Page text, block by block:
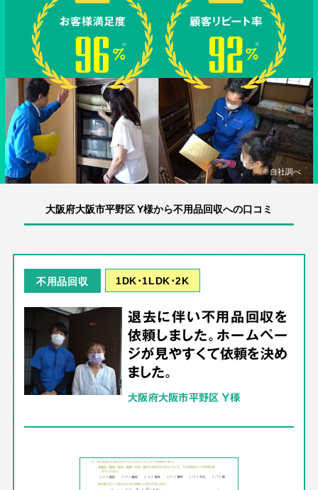
※自社調べ
大阪府大阪市平野区 Y様から不用品回収への口コミ
不用品回収 1DK･1LDK･2K
退去に伴い不用品回収を
依頼しました。ホームペー
ジが見やすくて依頼を決め
ました。
大阪府大阪市平野区 Y様